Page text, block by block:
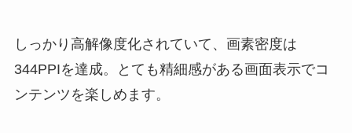
しっかり高解像度化されていて、画素密度は
344PPIを達成。とても精細感がある画面表示でコ
ンテンツを楽しめます。